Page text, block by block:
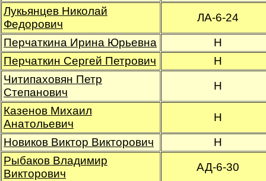
Лукьянцев Николай
Федорович
ЛА-6-24
Перчаткина Ирина Юрьевна
Н
Перчаткин Сергей Петрович
Н
Читипаховян Петр
Степанович
Н
Казенов Михаил
Анатольевич
Н
Новиков Виктор Викторович
Н
Рыбаков Владимир
Викторович
АД-6-30